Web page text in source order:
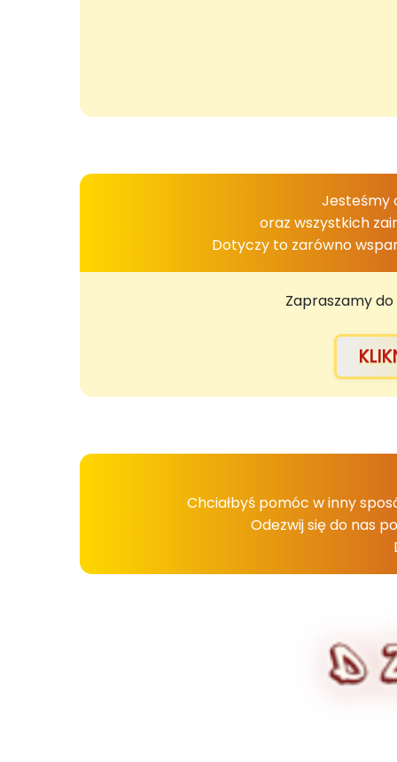
Jesteśmy
oraz wszystkich
Dotyczy to zarówno
Zapraszamy
Chciałbyś pomóc w inny
Odezwij się do nas